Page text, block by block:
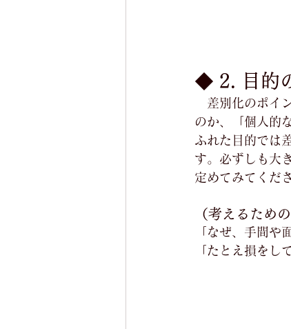
◆ 2. 目的
差別化のポイ
のか、「個人的
ふれた目的では
す。必ずしも大
定めてみてくだ
（考えるため
「なぜ、手間や
「たとえ損をし